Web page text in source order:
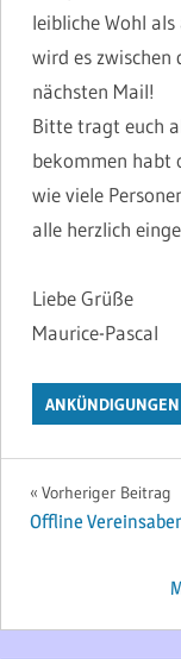
leibliche Wohl
wird es zwischen
nächsten Mail!
Bitte tragt euch
bekommen habt
wie viele
alle herzlich
Liebe Grüße
Maurice-Pascal
ANKÜNDIGUNGEN
Vorheriger Beitrag
Offline